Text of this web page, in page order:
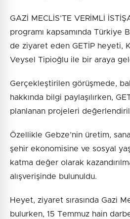
GAZİ MECLİS’TE VERİMLİ
programı kapsamında Türkiye
de ziyaret eden GETİP heyeti,
Veysel Tipioğlu ile bir araya
Gerçekleştirilen görüşmede,
hakkında bilgi paylaşılırken,
planlanan projeleri
Özellikle Gebze’nin üretim,
şehir ekonomisine ve sosyal
katma değer olarak
alışverişinde bulunuldu.
Heyet, ziyaret sırasında Gazi
bulurken, 15 Temmuz hain